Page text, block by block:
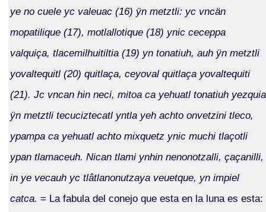
ye no cuele yc valeuac (16) ÿn metztli: yc vncän
mopatilique (17), motlallotique (18) ynic ceceppa
valquiça, tlacemilhuitiltia (19) yn tonatiuh, auh ÿn metztli
yovaltequitl (20) quitlaça, ceyoval quitlaça yovaltequiti
(21). Jc vncan hin neci, mitoa ca yehuatl tonatiuh yezquia
ÿn metztli tecuciztecatl yntla yeh achto onvetzini tleco,
ypampa ca yehuatl achto mixquetz ynic muchi tlaçotli
ypan tlamaceuh. Nican tlami ynhin nenonotzalli, çaçanilli,
in ye vecauh yc tlâtlanonutzaya veuetque, yn impiel
catca. = La fabula del conejo que esta en la luna es esta: